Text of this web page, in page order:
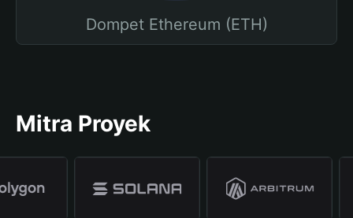
Dompet Ethereum (ETH)
Mitra Proyek